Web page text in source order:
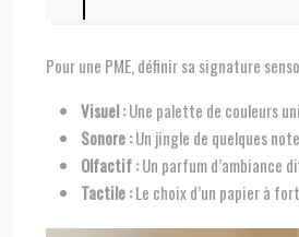
Pour une PME, définir sa signature
Visuel :Une palette de couleurs
Sonore :Un jingle de quelques
Olfactif :Un parfum d’ambiance
Tactile :Le choix d’un papier à